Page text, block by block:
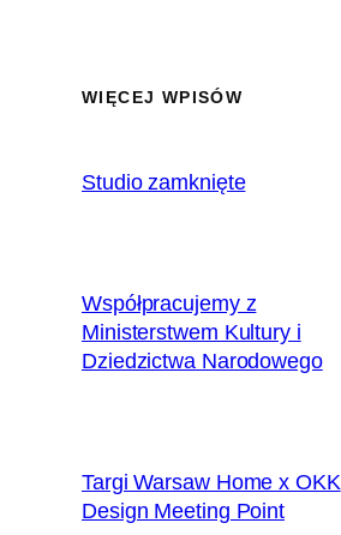
WIĘCEJ WPISÓW
Studio zamknięte
Współpracujemy z
Ministerstwem Kultury i
Dziedzictwa Narodowego
Targi Warsaw Home x OKK
Design Meeting Point